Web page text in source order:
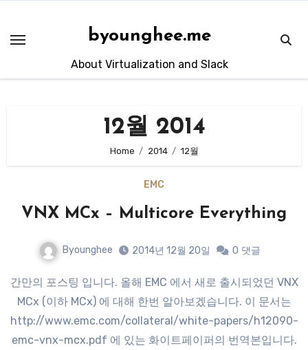
content
byounghee.me
About Virtualization and Slack
12월 2014
Home 2014 12월
EMC
VNX MCx – Multicore Everything
Byounghee 2014년 12월 20일 0 댓글
간만의 포스팅 입니다. 올해 EMC 에서 새로 출시되었던 VNX
MCx (이하 MCx) 에 대해 한번 알아보겠습니다. 이 문서는
http://www.emc.com/collateral/white-papers/h12090-
emc-vnx-mcx.pdf 에 있는 화이트페이퍼의 번역본입니다.